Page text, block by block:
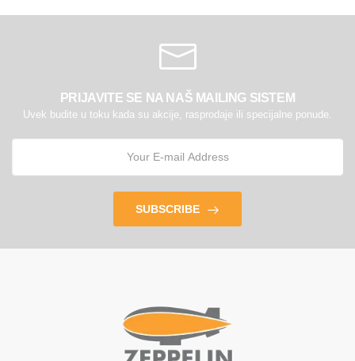
PRIJAVITE SE NA NAŠ MAILING SISTEM
Uvek budite u toku kada su akcije, rasprodaje ili specijalne ponude.
SUBSCRIBE